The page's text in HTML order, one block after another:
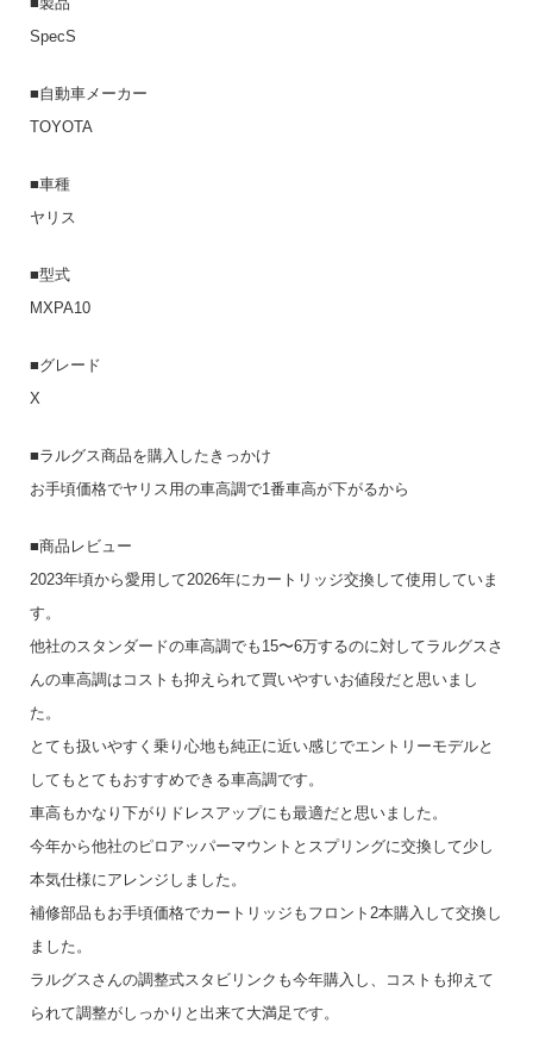
SpecS
■自動車メーカー
TOYOTA
■車種
ヤリス
■型式
MXPA10
■グレード
X
■ラルグス商品を購入したきっかけ
お手頃価格でヤリス用の車高調で1番車高が下がるから
■商品レビュー
2023年頃から愛用して2026年にカートリッジ交換して使用していま
す。
他社のスタンダードの車高調でも15〜6万するのに対してラルグスさ
んの車高調はコストも抑えられて買いやすいお値段だと思いまし
た。
とても扱いやすく乗り心地も純正に近い感じでエントリーモデルと
してもとてもおすすめできる車高調です。
車高もかなり下がりドレスアップにも最適だと思いました。
今年から他社のピロアッパーマウントとスプリングに交換して少し
本気仕様にアレンジしました。
補修部品もお手頃価格でカートリッジもフロント2本購入して交換し
ました。
ラルグスさんの調整式スタビリンクも今年購入し、コストも抑えて
られて調整がしっかりと出来て大満足です。